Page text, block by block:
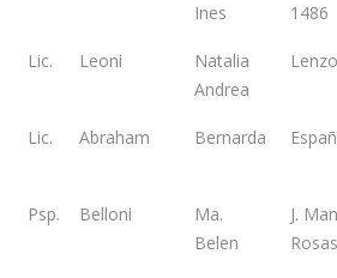
Ines
1486
Lic. Leoni
Natalia
Andrea
Lic. Abraham Bernarda
Psp. Belloni
Ma.
Belen
J.